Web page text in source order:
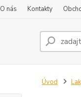
O nás Kontakty
Úvod